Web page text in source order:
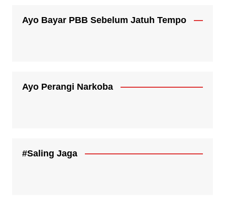
Ayo Bayar PBB Sebelum Jatuh Tempo
Ayo Perangi Narkoba
#Saling Jaga